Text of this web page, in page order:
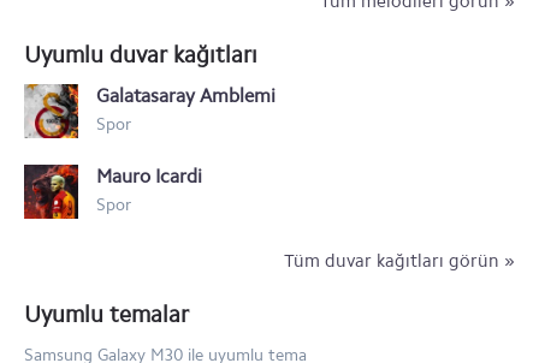
Uyumlu duvar kağıtları
Galatasaray Amblemi
Spor
Mauro Icardi
Spor
Tüm duvar kağıtları görün »
Uyumlu temalar
Samsung Galaxy M30 ile uyumlu tema